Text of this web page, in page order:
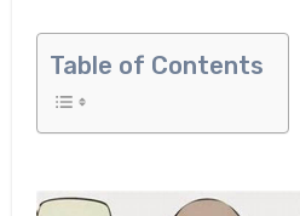
Table of Contents